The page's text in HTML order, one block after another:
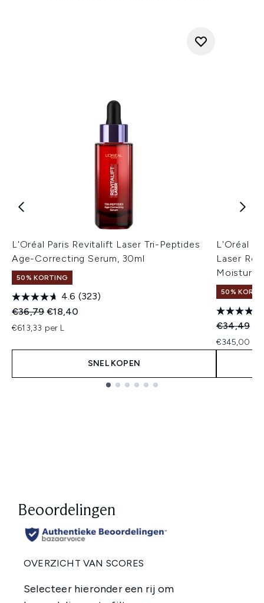
L'Oréal Paris Revitalift Laser Tri-Peptides
Age-Correcting Serum, 30ml
50% KORTING
4.6 (323)
Recommended Retail Price:
€36,79Huidige prijs:
€18,40
€613,33 per L
SNEL KOPEN
L'Oréal
Laser
50%
€34,49
€345,00